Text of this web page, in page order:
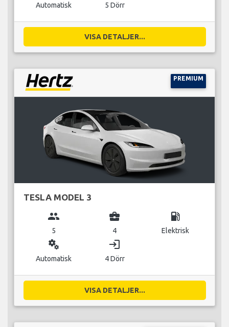
Automatisk 5 Dörr
VISA DETALJER...
PREMIUM
TESLA MODEL 3
group
5
business_center
4
local_gas_station
Elektrisk
miscellaneous_services
Automatisk
login
4 Dörr
VISA DETALJER...